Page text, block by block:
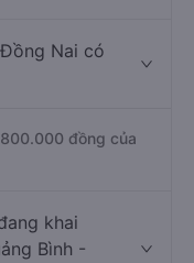
Nai có
đồng của
khai
Bình -